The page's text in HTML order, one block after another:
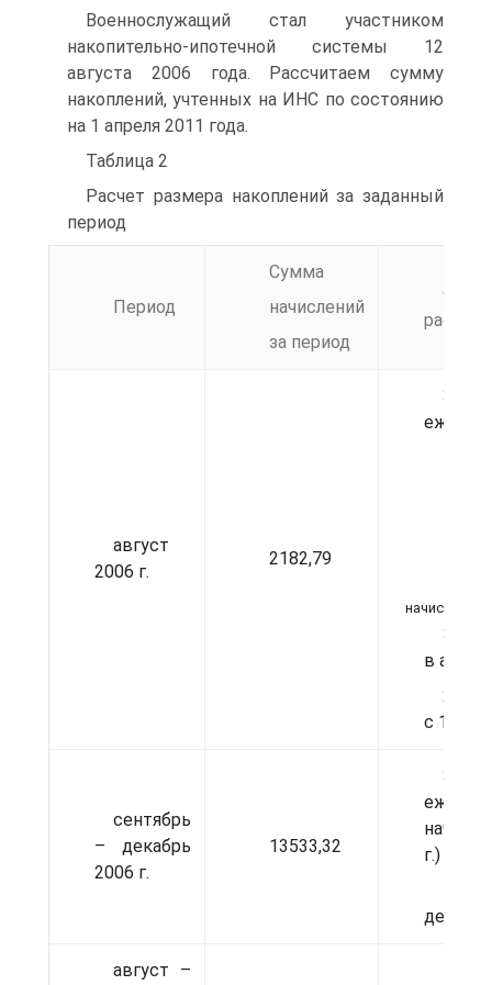
Военнослужащий стал участником
накопительно-ипотечной системы 12
августа 2006 года. Рассчитаем сумму
накоплений, учтенных на ИНС по состоянию
на 1 апреля 2011 года.
Таблица 2
Расчет размера накоплений за заданный
период
Период
Сумма
начислений
за период
расчета
август
2006 г.
2182,79
начислений
31
в
20
с 12 по
сентябрь
– декабрь
2006 г.
13533,32
г.) *
август –